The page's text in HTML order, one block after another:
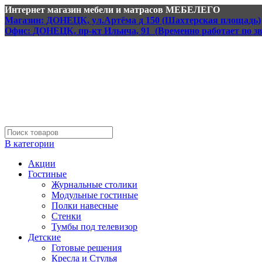
Интернет магазин мебели и матрасов МЕБЕЛЕГО
Магазин: ДОНЕЦК, ул.Артёма д 150 (Шахтерская площадь)
Офис: ДОНЕЦК, пр-кт Ильича, 91 (Временно работает по
В категории
Акции
Гостиные
Журнальные столики
Модульные гостиные
Полки навесные
Стенки
Тумбы под телевизор
Детские
Готовые решения
Кресла и Стулья